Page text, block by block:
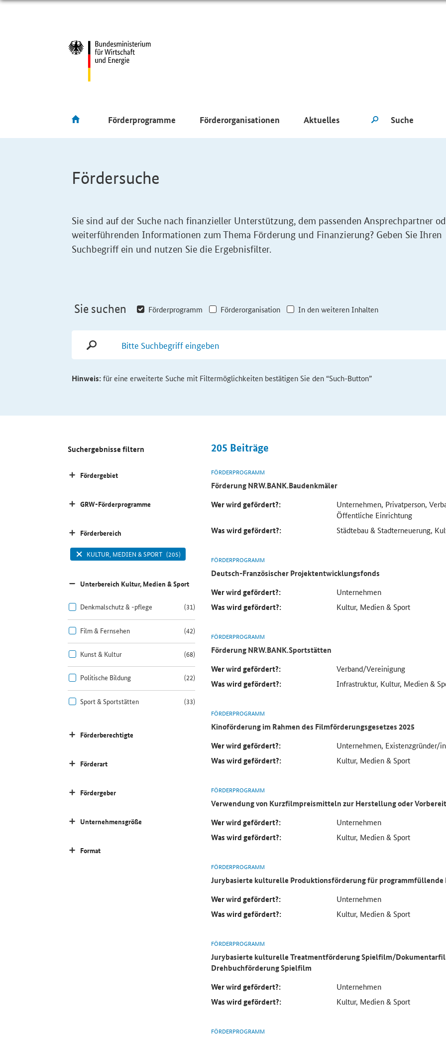
Förderprogramme Förderorganisationen Aktuelles
Fördersuche
Sie sind auf der Suche nach finanzieller Unterstützung, dem passenden Ansprechpartner
weiterführenden Informationen zum Thema Förderung und Finanzierung? Geben Sie Ihren
Suchbegriff ein und nutzen Sie die Ergebnisfilter.
Sie suchen Förderprogramm Förderorganisation In den weiteren Inhalten
Hinweis:für eine erweiterte Suche mit Filtermöglichkeiten bestätigen Sie den “Such-Button”
205 Beiträge
FÖRDERPROGRAMM
Förderung NRW.BANK.Baudenkmäler
Wer wird gefördert?:
Unternehmen, Privatperson,
Öffentliche Einrichtung
Was wird gefördert?: Städtebau & Stadterneuerung,
FÖRDERPROGRAMM
Deutsch-Französischer Projektentwicklungsfonds
Wer wird gefördert?:
Unternehmen
Was wird gefördert?: Kultur, Medien & Sport
FÖRDERPROGRAMM
Förderung NRW.BANK.Sportstätten
Wer wird gefördert?:
Verband/Vereinigung
Was wird gefördert?: Infrastruktur, Kultur, Medien &
FÖRDERPROGRAMM
Kinoförderung im Rahmen des Filmförderungsgesetzes 2025
Wer wird gefördert?:
Unternehmen, Existenzgründer/
Was wird gefördert?: Kultur, Medien & Sport
FÖRDERPROGRAMM
Verwendung von Kurzfilmpreismitteln zur Herstellung oder
Wer wird gefördert?:
Unternehmen
Was wird gefördert?: Kultur, Medien & Sport
FÖRDERPROGRAMM
Jurybasierte kulturelle Produktionsförderung für programmfüllende
Wer wird gefördert?:
Unternehmen
Was wird gefördert?: Kultur, Medien & Sport
FÖRDERPROGRAMM
Jurybasierte kulturelle Treatmentförderung Spielfilm/
Drehbuchförderung Spielfilm
Wer wird gefördert?:
Unternehmen
Was wird gefördert?: Kultur, Medien & Sport
FÖRDERPROGRAMM
Suchergebnisse filtern
Fördergebiet
GRW-Förderprogramme
Förderbereich
KULTUR, MEDIEN & SPORT (205)
Unterbereich Kultur, Medien & Sport
Denkmalschutz & -pflege (31)
Film & Fernsehen (42)
Kunst & Kultur (68)
Politische Bildung (22)
Sport & Sportstätten (33)
Förderberechtigte
Förderart
Fördergeber
Unternehmensgröße
Format